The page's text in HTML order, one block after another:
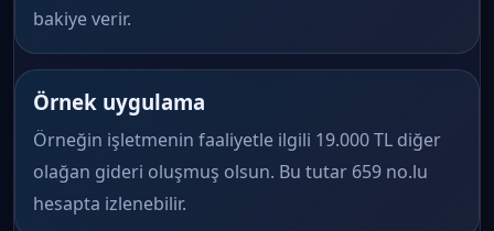
bakiye verir.
Örnek uygulama
Örneğin işletmenin faaliyetle ilgili 19.000 TL diğer
olağan gideri oluşmuş olsun. Bu tutar 659 no.lu
hesapta izlenebilir.